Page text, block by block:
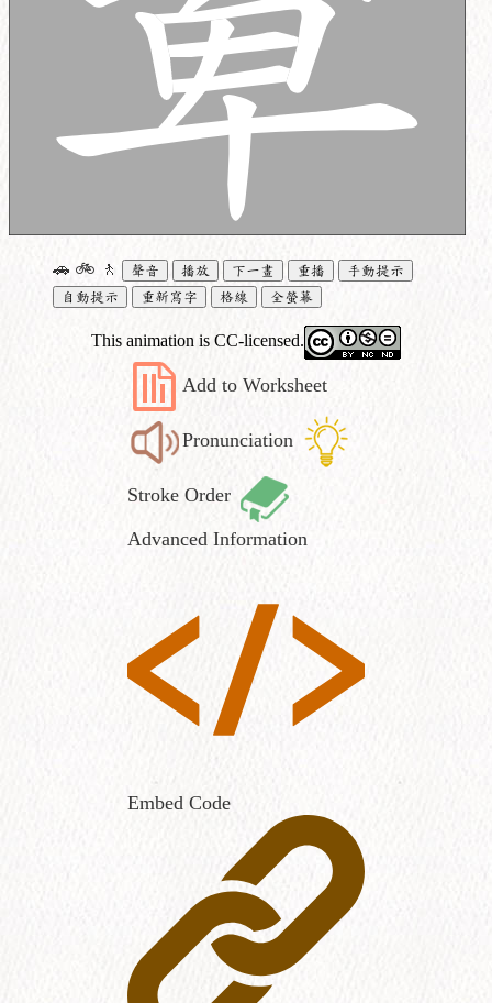
🚗 🚲 🚶 聲音 播放 下一畫 重播
手動提示
自動提示
重新寫字 格線 全螢幕
This animation is CC-licensed.
Add to Worksheet
Pronunciation
Stroke Order
Advanced Information
Embed Code